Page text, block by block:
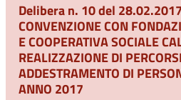
Delibera n. 10 del
CONVENZIONE CON
E COOPERATIVA SOCIALE
REALIZZAZIONE DI
ADDESTRAMENTO DI
ANNO 2017